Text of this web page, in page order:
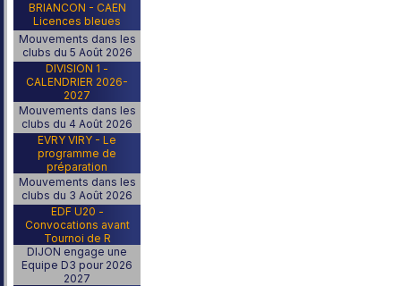
BRIANCON - CAEN
Licences bleues
Mouvements dans les
clubs du 5 Août 2026
DIVISION 1 -
CALENDRIER 2026-
2027
Mouvements dans les
clubs du 4 Août 2026
EVRY VIRY - Le
programme de
préparation
Mouvements dans les
clubs du 3 Août 2026
EDF U20 -
Convocations avant
Tournoi de R
DIJON engage une
Equipe D3 pour 2026
2027